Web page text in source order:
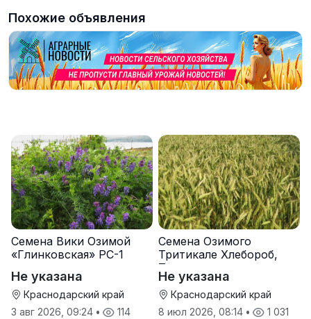
Похожие объявления
Семена Вики Озимой
«Глинковская» РС-1
Не указана
Краснодарский край
3 авг 2026, 09:24 • 114
Семена Озимого
Тритикале Хлебороб,
Тихон
Не указана
Краснодарский край
8 июл 2026, 08:14 • 1 031